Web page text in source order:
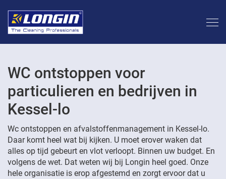
WC ontstoppen voor
particulieren en bedrijven in
Kessel-lo
Wc ontstoppen en afvalstoffenmanagement in Kessel-lo.
Daar komt heel wat bij kijken. U moet erover waken dat
alles op tijd gebeurt en vlot verloopt. Binnen uw budget. En
volgens de wet. Dat weten wij bij Longin heel goed. Onze
hele organisatie is erop afgestemd en zorgt ervoor dat u